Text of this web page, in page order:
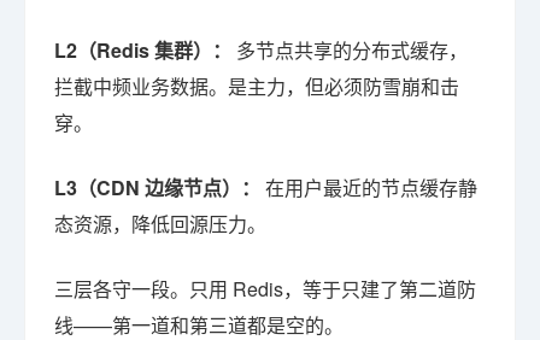
L2（Redis 集群）：
多节点共享的分布式缓存，
拦截中频业务数据。是主力，但必须防雪崩和击
穿。
L3（CDN 边缘节点）：
在用户最近的节点缓存静
态资源，降低回源压力。
三层各守一段。只用 Redis，等于只建了第二道防
线——第一道和第三道都是空的。